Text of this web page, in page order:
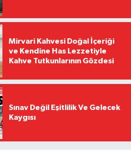
Mirvari Kahvesi Doğal İçeriği
ve Kendine Has Lezzetiyle
Kahve Tutkunlarının Gözdesi
Sınav Değil Eşitlilik Ve Gelecek
Kaygısı